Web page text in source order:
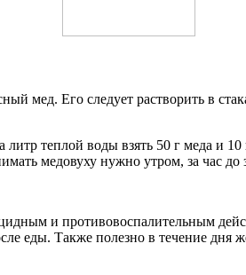
мед. Его следует растворить в
теплой воды взять 50 г меда и
медовуху нужно утром, за час до
и противовоспалительным
еды. Также полезно в течение дня